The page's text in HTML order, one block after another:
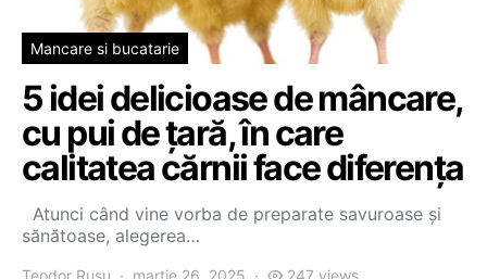
Mancare si bucatarie
5 idei delicioase de mâncare,
cu pui de țară, în care
calitatea cărnii face diferența
Atunci când vine vorba de preparate savuroase și
sănătoase, alegerea…
Teodor Rusu martie 26, 2025 247 views